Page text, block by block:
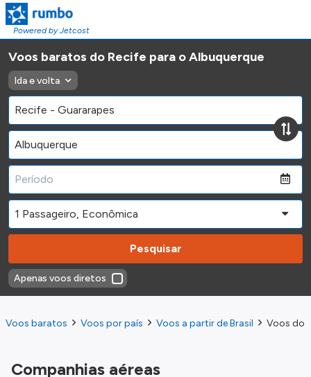
Powered by Jetcost
Voos baratos do Recife para o Albuquerque
Ida e volta
Pesquisar
Apenas voos diretos
Voos baratos Voos por país Voos a partir de Brasil Voos do
Companhias aéreas